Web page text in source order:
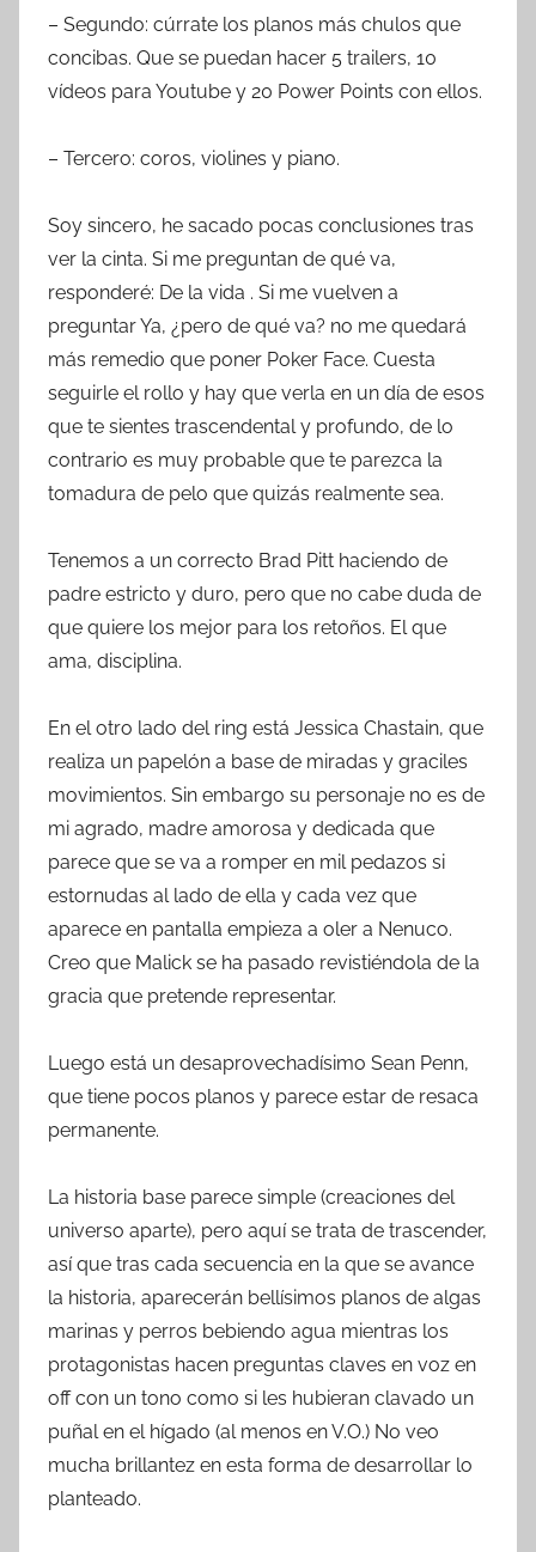
– Segundo: cúrrate los planos más chulos que
concibas. Que se puedan hacer 5 trailers, 10
vídeos para Youtube y 20 Power Points con ellos.
– Tercero: coros, violines y piano.
Soy sincero, he sacado pocas conclusiones tras
ver la cinta. Si me preguntan de qué va,
responderé: De la vida . Si me vuelven a
preguntar Ya, ¿pero de qué va? no me quedará
más remedio que poner Poker Face. Cuesta
seguirle el rollo y hay que verla en un día de esos
que te sientes trascendental y profundo, de lo
contrario es muy probable que te parezca la
tomadura de pelo que quizás realmente sea.
Tenemos a un correcto Brad Pitt haciendo de
padre estricto y duro, pero que no cabe duda de
que quiere los mejor para los retoños. El que
ama, disciplina.
En el otro lado del ring está Jessica Chastain, que
realiza un papelón a base de miradas y graciles
movimientos. Sin embargo su personaje no es de
mi agrado, madre amorosa y dedicada que
parece que se va a romper en mil pedazos si
estornudas al lado de ella y cada vez que
aparece en pantalla empieza a oler a Nenuco.
Creo que Malick se ha pasado revistiéndola de la
gracia que pretende representar.
Luego está un desaprovechadísimo Sean Penn,
que tiene pocos planos y parece estar de resaca
permanente.
La historia base parece simple (creaciones del
universo aparte), pero aquí se trata de trascender,
así que tras cada secuencia en la que se avance
la historia, aparecerán bellísimos planos de algas
marinas y perros bebiendo agua mientras los
protagonistas hacen preguntas claves en voz en
off con un tono como si les hubieran clavado un
puñal en el hígado (al menos en V.O.) No veo
mucha brillantez en esta forma de desarrollar lo
planteado.